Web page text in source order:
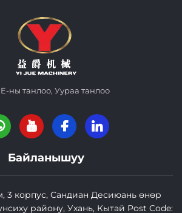
ны танлоо, Уураа танлоо
Байланышуу
3 корпус, Сандиан Десиюань өнөр
району, Ухань, Кытай Post Code: